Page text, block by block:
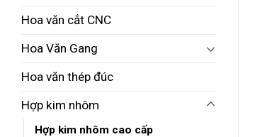
Hoa văn cắt CNC
Hoa Văn Gang
Hoa văn thép đúc
Hợp kim nhôm
Hợp kim nhôm cao cấp